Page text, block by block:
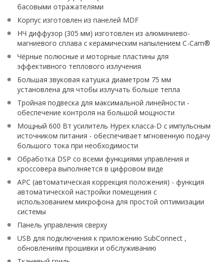
басовыми отражателями
Корпус изготовлен из панелей MDF
НЧ диффузор (305 мм) изготовлен из алюминиево-
магниевого сплава с керамическим напылением C-Cam®
Чёрные полюсные и моторные пластины для
эффективного теплового излучения
Большая звуковая катушка диаметром 75 мм
установлена для чтобы излучать больше тепла
Тройная подвеска для максимальной линейности -
обеспечение контроля на большой мощности
Мощный 600 Вт усилитель Hypex класса-D с импульсным
источником питания - обеспечивает мгновенную подачу
большого тока при необходимости
Обработка DSP со всеми функциями управления и
кроссовера выполняется в цифровом виде
APC (автоматическая коррекция положения) - функция
автоматической настройки помещения с
использованием микрофона для простой оптимизации
системы
Панель управления сверху
USB для подключения к приложению SubConnect ,
обновлениям прошивки и обслуживанию